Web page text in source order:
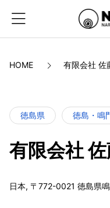
HOME 有限会社 佐
徳島県 徳島・鳴
有限会社
日本, 〒772-0021 徳島県